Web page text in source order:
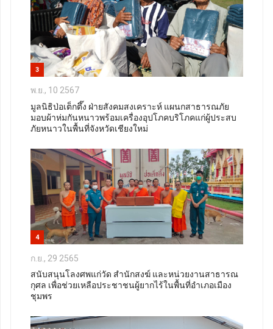
3
พ.ย., 10 2567
มูลนิธิป่อเต็กตึ๊ง ฝ่ายสังคมสงเคราะห์ แผนกสาธารณภัย
มอบผ้าห่มกันหนาวพร้อมเครื่องอุปโภคบริโภคแก่ผู้ประสบ
ภัยหนาวในพื้นที่จังหวัดเชียงใหม่
4
ก.ย., 29 2565
สนับสนุนโลงศพแก่วัด สำนักสงฆ์ และหน่วยงานสาธารณ
กุศล เพื่อช่วยเหลือประชาชนผู้ยากไร้ในพื้นที่อำเภอเมือง
ชุมพร